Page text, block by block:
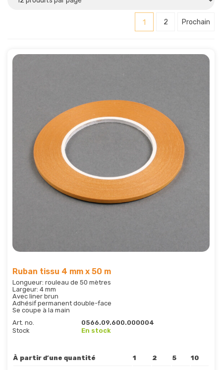
1 2 Prochain
Ruban tissu 4 mm x 50 m
Longueur: rouleau de 50 mètres
Largeur: 4 mm
Avec liner brun
Adhésif permanent double-face
Se coupe à la main
Art. no.
0566.09.600.000004
Stock
En stock
À partir d’une quantité 1 2 5 10